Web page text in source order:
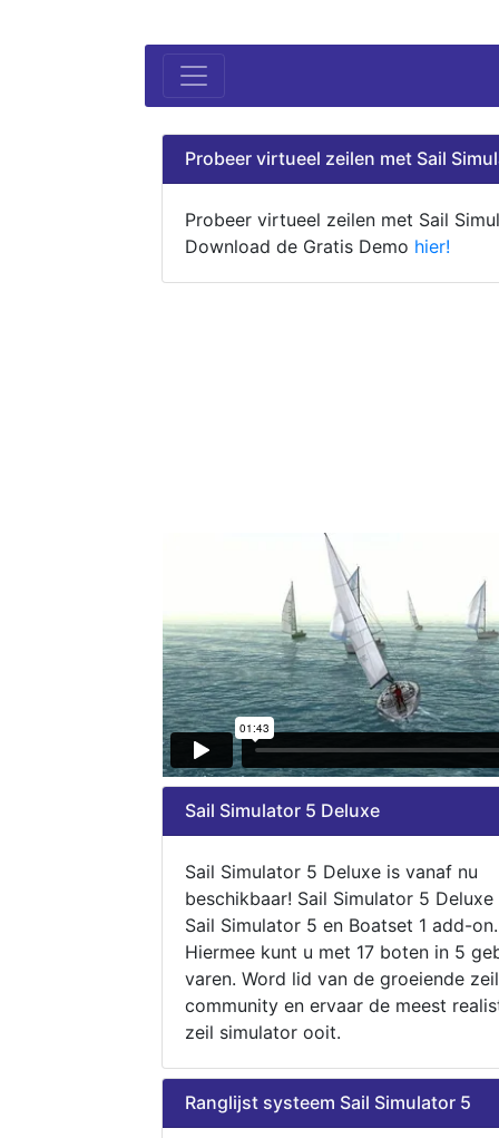
Probeer virtueel zeilen met Sail
Probeer virtueel zeilen met Sail
Download de Gratis Demo hier!
Sail Simulator 5 Deluxe
Sail Simulator 5 Deluxe is vanaf nu
beschikbaar! Sail Simulator 5
Sail Simulator 5 en Boatset 1 add-on.
Hiermee kunt u met 17 boten in 5
varen. Word lid van de groeiende zeil
community en ervaar de meest
zeil simulator ooit.
Ranglijst systeem Sail Simulator 5